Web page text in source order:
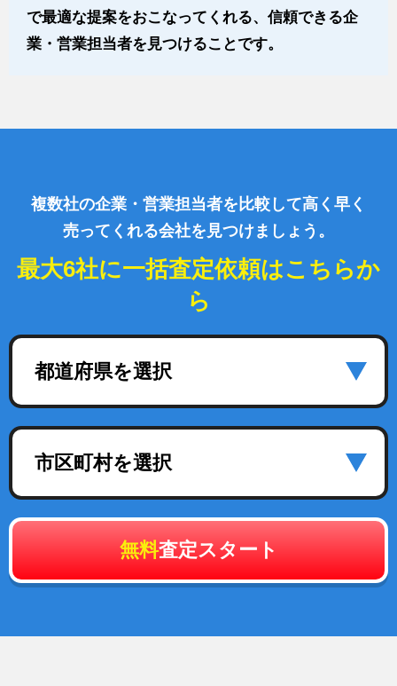
で最適な提案をおこなってくれる、信頼できる企
業・営業担当者を見つけることです。
複数社の企業・営業担当者を比較して高く早く
売ってくれる会社を見つけましょう。
最大6社に一括査定依頼はこちらか
ら
都道府県を選択
市区町村を選択
無料査定スタート